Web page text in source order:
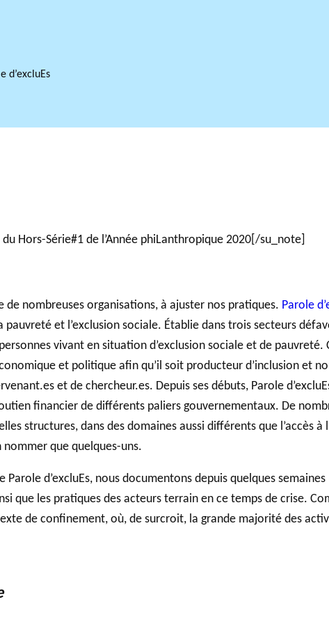
d’excluEs
Hors-Série#1 de l’Année phiLanthropique 2020[/su_note]
nombreuses organisations, à ajuster nos pratiques. Parole
et l’exclusion sociale. Établie dans trois secteurs
vivant en situation d’exclusion sociale et de
et politique afin qu’il soit producteur d’inclusion et
et de chercheur.es. Depuis ses débuts, Parole
financier de différents paliers gouvernementaux. De
structures, dans des domaines aussi différents que l’accès
nommer que quelques-uns.
Parole d’excluEs, nous documentons depuis quelques
que les pratiques des acteurs terrain en ce temps de crise.
de confinement, où, de surcroit, la grande majorité des